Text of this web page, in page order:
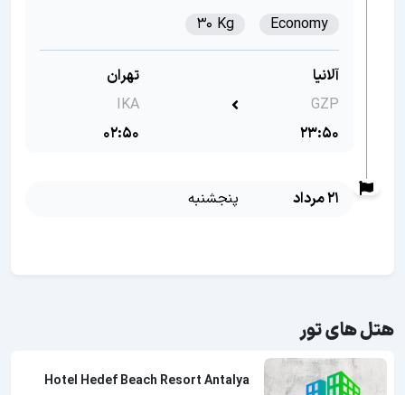
Economy
30 Kg
آلانیا
GZP
23:50
تهران
IKA
02:50
21 مرداد پنجشنبه
هتل های تور
Hotel Hedef Beach Resort Antalya